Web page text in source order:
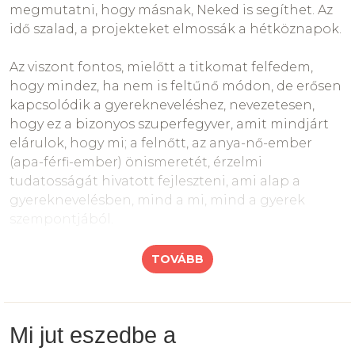
romboló kritika helyett, mert az ilyen bírálatok
sosem ösztönzőek, inkább aláássák az
önbecsülést és a motivációt és csak romlik az
eredmény. A gyerekkorban kapott gyakori,
rendszeres kritika hosszútávon kihat: állandó
elégedetlenség-érzés, önbántás, alacsony
önbizalom lesz a következmény.
A „bírálat”, visszajelzés, értékelés, véleményezés
célja a segítés, nem a bántás. Mivel lehet ezt
elérni? Az attitűdünk legyen nyugodt, türelmes,
megértő, világos, építő.
valamilyen kedves, pozitív üzenettel kezdjük a
mondandónkat. ( Nagyon szeretlek
hogy legyen... (Mikor lesz megint matekdoga?)
A teljesítmény legyen a fókuszban, ne maga
az ember. (Ez a dolgozat nem sikerült valami
megmutatni, hogy másnak, Neked is segíthet. Az
idő szalad, a projekteket elmossák a hétköznapok.
Az viszont fontos, mielőtt a titkomat felfedem,
hogy mindez, ha nem is feltűnő módon, de erősen
kapcsolódik a gyerekneveléshez, nevezetesen,
hogy ez a bizonyos szuperfegyver, amit mindjárt
elárulok, hogy mi; a felnőtt, az anya-nő-ember
(apa-férfi-ember) önismeretét, érzelmi
tudatosságát hivatott fejleszteni, ami alap a
gyereknevelésben, mind a mi, mind a gyerek
szempontjából.
Napló írás.
TOVÁBB
Mi jut eszedbe a